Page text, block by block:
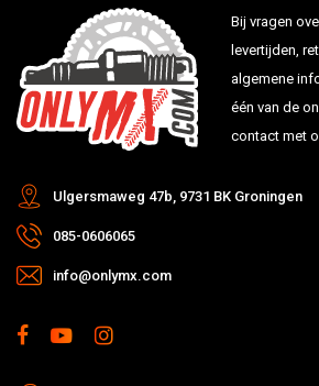
Bij vragen
levertijden,
algemene
één van de
contact met
Ulgersmaweg 47b, 9731 BK Groningen
085-0606065
info@onlymx.com